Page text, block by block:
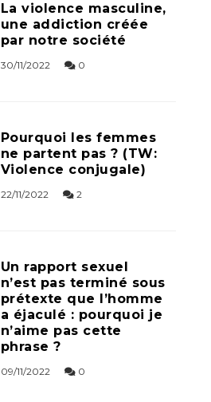
La violence masculine,
une addiction créée
par notre société
30/11/2022 0
Pourquoi les femmes
ne partent pas ? (TW:
Violence conjugale)
22/11/2022 2
Un rapport sexuel
n’est pas terminé sous
prétexte que l’homme
a éjaculé : pourquoi je
n’aime pas cette
phrase ?
09/11/2022 0